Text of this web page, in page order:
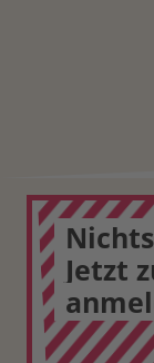
Jetzt